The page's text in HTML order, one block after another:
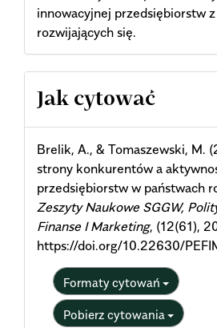
innowacyjnej przedsiębiorstw
rozwijających się.
Article
Details
Jak cytować
Brelik, A., & Tomaszewski, M.
strony konkurentów a
przedsiębiorstw w państwach
Zeszyty Naukowe SGGW,
Finanse I Marketing, (12(61),
https://doi.org/10.22630/
Formaty cytowań
Pobierz cytowania